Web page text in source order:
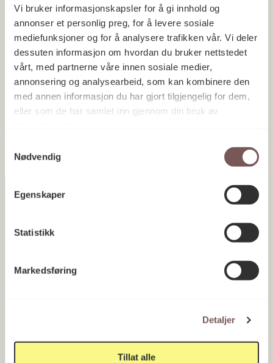
Vi bruker informasjonskapsler for å gi innhold og
annonser et personlig preg, for å levere sosiale
mediefunksjoner og for å analysere trafikken vår. Vi deler
dessuten informasjon om hvordan du bruker nettstedet
vårt, med partnerne våre innen sosiale medier,
annonsering og analysearbeid, som kan kombinere den
med annen informasjon du har gjort tilgjengelig for dem,
eller som de har samlet inn gjennom din bruk av
Nødvendig
Egenskaper
Statistikk
Markedsføring
Detaljer
Tillat alle
Oslo tinghus
Oslo 1994
Postadresse
post@koro.no